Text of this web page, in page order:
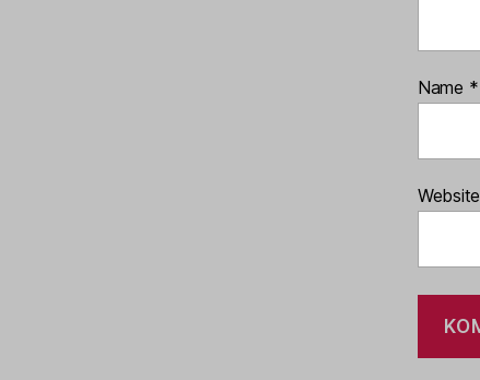
Name *
Website